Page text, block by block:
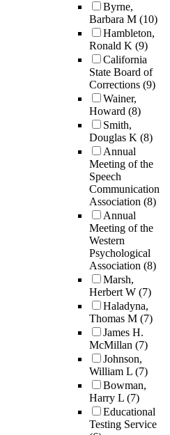
Byrne,
Barbara M (10)
Hambleton,
Ronald K (9)
California
State Board of
Corrections (9)
Wainer,
Howard (8)
Smith,
Douglas K (8)
Annual
Meeting of the
Speech
Communication
Association (8)
Annual
Meeting of the
Western
Psychological
Association (8)
Marsh,
Herbert W (7)
Haladyna,
Thomas M (7)
James H.
McMillan (7)
Johnson,
William L (7)
Bowman,
Harry L (7)
Educational
Testing Service